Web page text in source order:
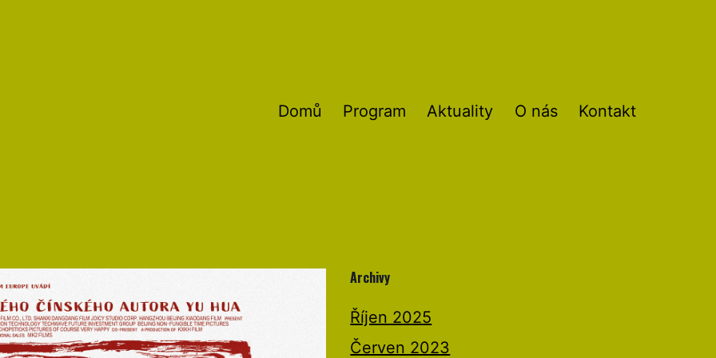
Domů Program Aktuality O nás Kontakt
Archivy
Říjen 2025
Červen 2023